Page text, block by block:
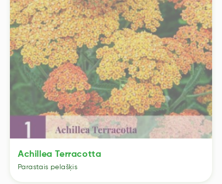
Achillea Terracotta
Parastais pelašķis